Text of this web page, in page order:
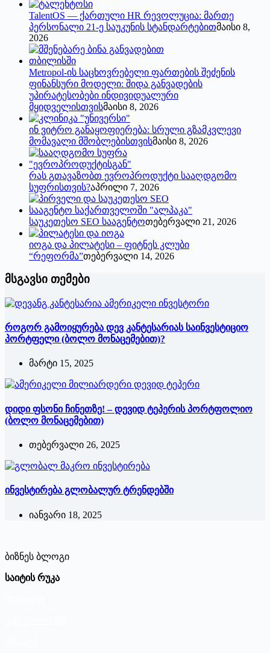
TalentOS — ქართული HR რევოლუცია: მართე
პერსონალი 21-ე საუკუნის სტანდარტებითმაისი 8,
2026
Metropol-ის საცხოვრებელი ფართების შეძენის
ფინანსური მოდელი: შიდა განვადების
უპირატესობები ინდივიდუალური
მყიდველისთვისმაისი 8, 2026
ინ ვიტრო განაყოფიერება: სრული გზამკვლევი
მომავალი მშობლებისთვისმაისი 8, 2026
რას გთავაზობთ ევროპროდუქტი სააღდგომო
სუფრისთვის?აპრილი 7, 2026
საუკეთესო SEO სააგენტოთებერვალი 21, 2026
იოგა და პილატესი – ფიტნეს კლუბი
“რეფორმა”თებერვალი 14, 2026
მსგავსი თემები
როგორ გამოიყურება დევ კანტესარიას საინვესტიციო
პორტფელი (ბოლო მონაცემებით)?
მარტი 15, 2025
დიდი ფსონი ჩინეთზე! – დევიდ ტეპერის პორტფოლიო
(ბოლო მონაცემებით)
თებერვალი 26, 2025
ინვესტირება გლობალურ ტრენდებში
იანვარი 18, 2025
ბიზნეს ბლოგი
საიტის რუკა